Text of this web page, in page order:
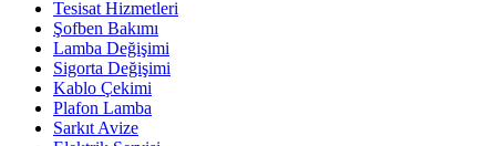
Tesisat Hizmetleri
Şofben Bakımı
Lamba Değişimi
Sigorta Değişimi
Kablo Çekimi
Plafon Lamba
Sarkıt Avize